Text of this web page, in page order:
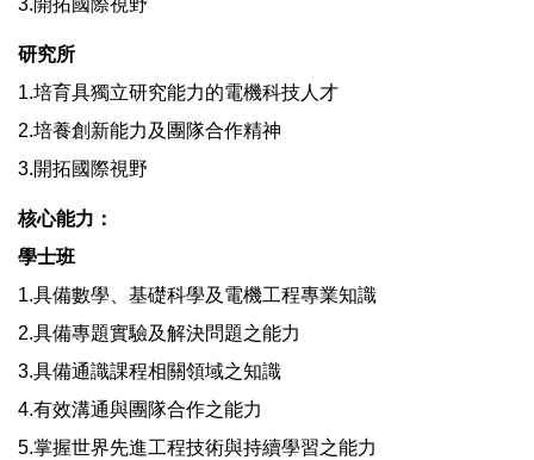
3.開拓國際視野
研究所
1.培育具獨立研究能力的電機科技人才
2.培養創新能力及團隊合作精神
3.開拓國際視野
核心能力：
學士班
1.具備數學、基礎科學及電機工程專業知識
2.具備專題實驗及解決問題之能力
3.具備通識課程相關領域之知識
4.有效溝通與團隊合作之能力
5.掌握世界先進工程技術與持續學習之能力